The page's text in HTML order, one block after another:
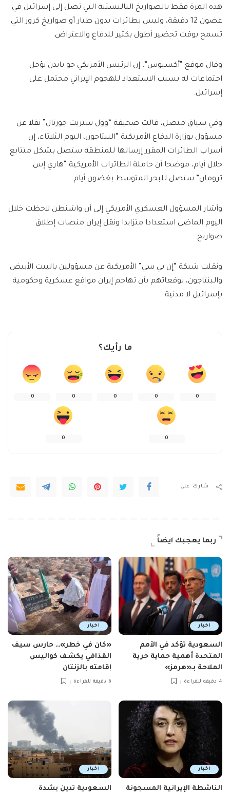
هذه المرة فقط بالصواريخ الباليستية التي تصل إلى إسرائيل في
غضون 12 دقيقة، وليس بطائرات بدون طيار أو صواريخ كروز التي
تسمح بوقت تحضير أطول بكثير للدفاع والاعتراض.
وقال موقع “أكسيوس”، إن الرئيس الأمريكي جو بايدن يؤجل
اجتماعات له بسبب الاستعداد للهجوم الإيراني محتمل على
إسرائيل.
وفي سياق متصل، قالت صحيفة “وول ستريت جورنال” نقلا عن
مسؤول بوزارة الدفاع الأمريكية “البنتاجون، اليوم الثلاثاء، إن
أسراب الطائرات المقرر إرسالها للمنطقة ستصل بشكل متتابع
خلال أيام، موضحا أن حاملة الطائرات الأمريكية “هاري إس
ترومان” ستصل للبحر المتوسط بغضون أيام.
وأشار المسؤول العسكري الأمريكي إلى أن واشنطن لاحظت خلال
اليوم الماضي استعدادا متزايدا ونقل إيران منصات إطلاق
صواريخ.
ونقلت شبكة “إن بي سي” الأمريكية عن مسؤولين بالبيت الأبيض
والبنتاجون، توفعاتهم بأن تهاجم إيران مواقع عسكرية وحكومية
بإسرائيل لا مدنية.
ما رأيك؟
0
0
0
0
0
0
0
شارك على
ربما يعجبك ايضاً
اخبار
السعودية تؤكد في الأمم
المتحدة أهمية حماية حرية
الملاحة بـ«هرمز»
4 دقيقة للقراءة
اخبار
«كان في خطر»… حارس سيف
القذافي يكشف كواليس
إقامته بالزنتان
6 دقيقة للقراءة
اخبار
الناشطة الإيرانية المسجونة
اخبار
السعودية تدين بشدة